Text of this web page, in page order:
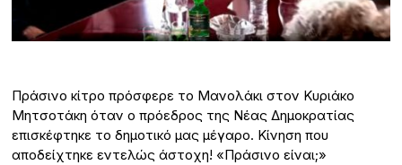
Πράσινο κίτρο πρόσφερε το Μανολάκι στον Κυριάκο
Μητσοτάκη όταν ο πρόεδρος της Νέας Δημοκρατίας
επισκέφτηκε το δημοτικό μας μέγαρο. Κίνηση που
αποδείχτηκε εντελώς άστοχη! «Πράσινο είναι;»